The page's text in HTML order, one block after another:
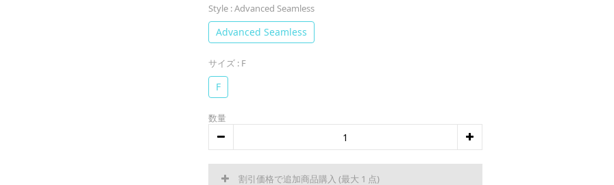
Style : Advanced Seamless
Advanced Seamless
サイズ : F
F
数量
割引価格で追加商品購入 (最大 1 点)